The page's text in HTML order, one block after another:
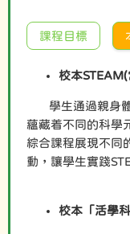
課程目標
校本
學生通過親身體
蘊藏着不同的科學
綜合課程展現不同
動，讓學生實踐
校本「活學